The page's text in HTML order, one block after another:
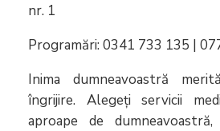
nr. 1
Programări: 0341 733 135 |
Inima dumneavoastră
îngrijire. Alegeți servicii
aproape de